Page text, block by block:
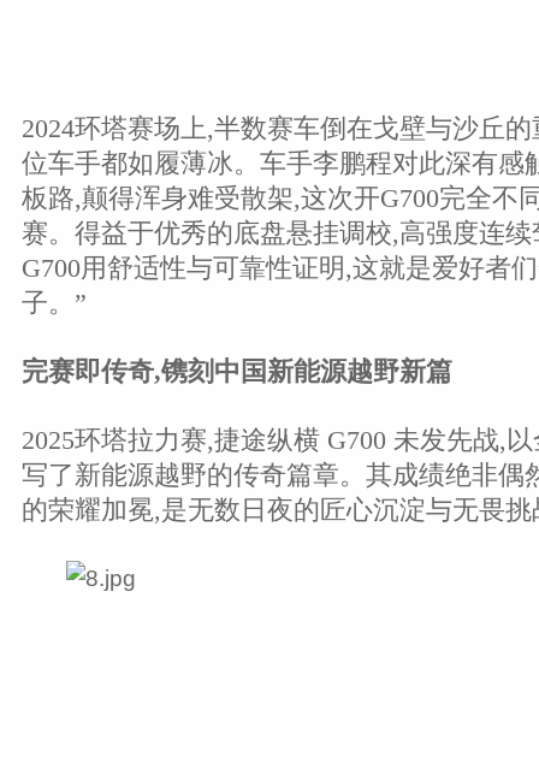
2024环塔赛场上,半数赛车倒在戈壁与沙丘
位车手都如履薄冰。车手李鹏程对此深有感
板路,颠得浑身难受散架,这次开G700完全不
赛。得益于优秀的底盘悬挂调校,高强度连
G700用舒适性与可靠性证明,这就是爱好者
子。”
完赛即传奇,镌刻中国新能源越野新篇
2025环塔拉力赛,捷途纵横 G700 未发先战,
写了新能源越野的传奇篇章。其成绩绝非偶
的荣耀加冕,是无数日夜的匠心沉淀与无畏